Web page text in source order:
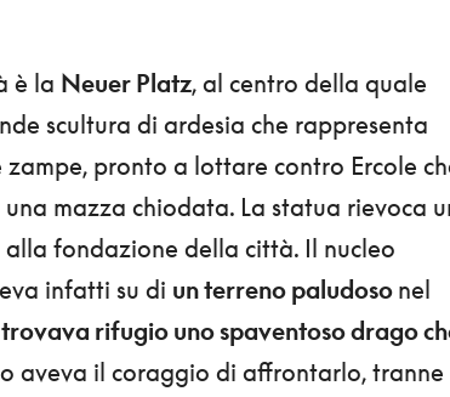
è la Neuer Platz, al centro della quale
scultura di ardesia che rappresenta
pronto a lottare contro Ercole
mazza chiodata. La statua rievoca
fondazione della città. Il nucleo
infatti su di un terreno paludoso nel
trovava rifugio uno spaventoso drago
aveva il coraggio di affrontarlo, tranne